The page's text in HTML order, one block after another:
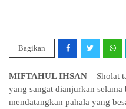
Bagikan
MIFTAHUL IHSAN – Sholat
yang sangat dianjurkan selama
mendatangkan pahala yang